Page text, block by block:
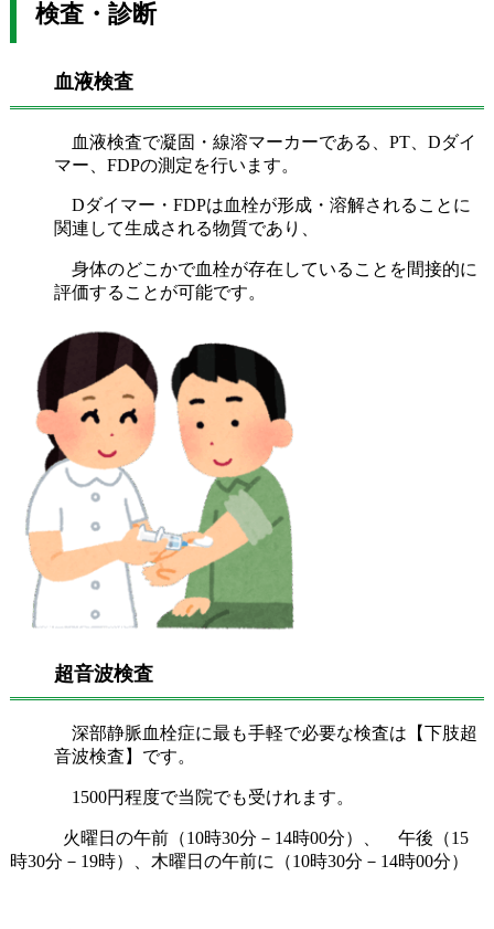
検査・診断
血液検査
血液検査で凝固・線溶マーカーである、PT、Dダイ
マー、FDPの測定を行います。
Dダイマー・FDPは血栓が形成・溶解されることに
関連して生成される物質であり、
身体のどこかで血栓が存在していることを間接的に
評価することが可能です。
超音波検査
深部静脈血栓症に最も手軽で必要な検査は【下肢超
音波検査】です。
1500円程度で当院でも受けれます。
火曜日の午前（10時30分－14時00分）、 午後（15
時30分－19時）、木曜日の午前に（10時30分－14時00分）